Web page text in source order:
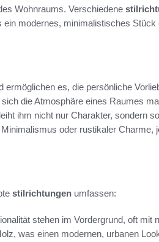
Wohnraums. Verschiedene
modernes, minimalistisches Stück
ermöglichen es, die persönliche
sich die Atmosphäre eines Raumes
ihm nicht nur Charakter, sondern
oder rustikaler Charme,
stilrichtungen umfassen:
stehen im Vordergrund, oft mit
was einen modernen, urbanen